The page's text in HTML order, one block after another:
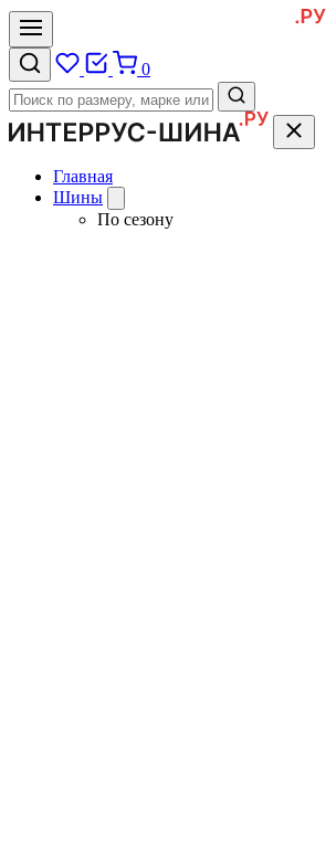
0
Главная
Шины
По сезону